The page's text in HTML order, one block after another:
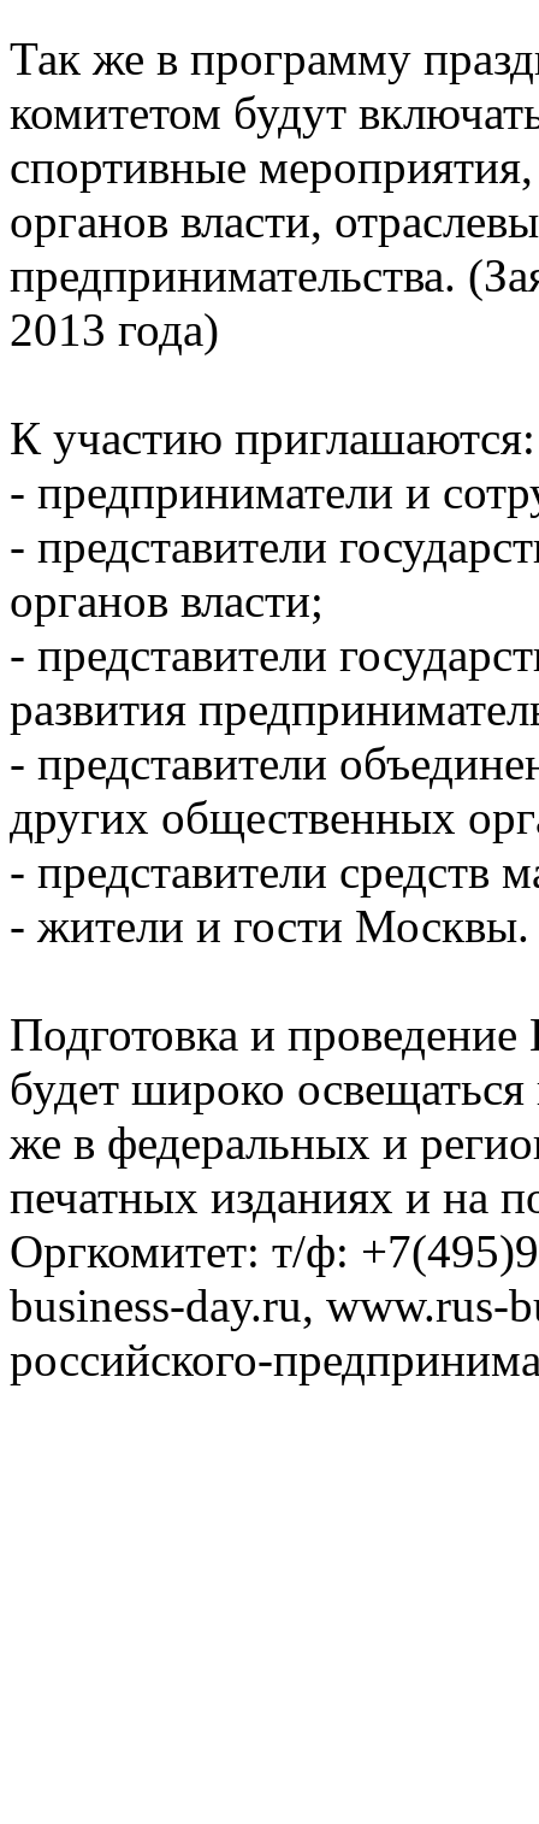
Так же в программу
комитетом будут
спортивные
органов власти,
предпринимательства.
2013 года)
К участию приглашаются:
- предприниматели и
- представители
органов власти;
- представители
развития
- представители
других общественных
- представители средств
- жители и гости Москвы.
Подготовка и
будет широко
же в федеральных и
печатных изданиях и на
Оргкомитет: т/ф:
business-day.ru, www.rus-
российского-